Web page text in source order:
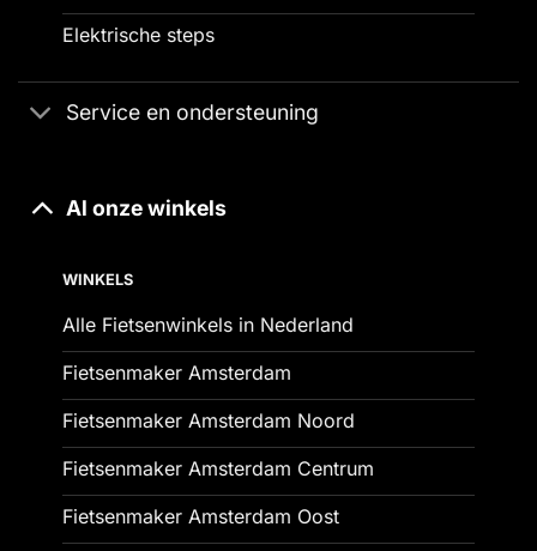
Elektrische steps
Service en ondersteuning
Al onze winkels
WINKELS
Alle Fietsenwinkels in Nederland
Fietsenmaker Amsterdam
Fietsenmaker Amsterdam Noord
Fietsenmaker Amsterdam Centrum
Fietsenmaker Amsterdam Oost